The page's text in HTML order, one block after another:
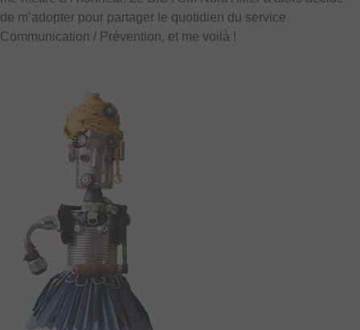
de m’adopter pour partager le quotidien du service
Communication / Prévention, et me voilà !